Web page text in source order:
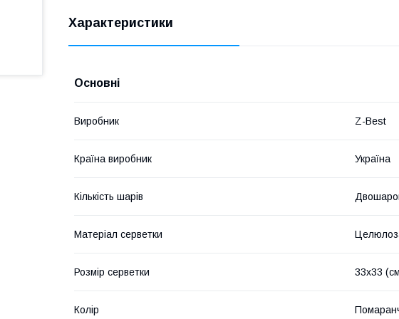
Характеристики
Основні
Виробник Z-Best
Країна виробник Україна
Кількість шарів
Матеріал серветки
Розмір серветки 33х33
Колір